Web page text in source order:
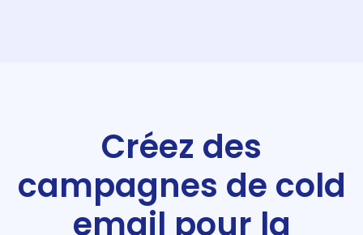
Créez des
campagnes de cold
email pour la